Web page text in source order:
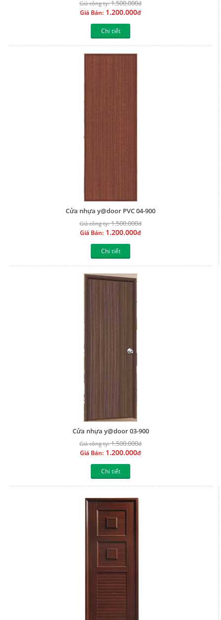
Giá công ty:1.500.000đ
Giá Bán: 1.200.000đ
Chi tiết
Cửa nhựa y@door PVC 04-900
Giá công ty:1.500.000đ
Giá Bán: 1.200.000đ
Chi tiết
Cửa nhựa y@door 03-900
Giá công ty:1.500.000đ
Giá Bán: 1.200.000đ
Chi tiết